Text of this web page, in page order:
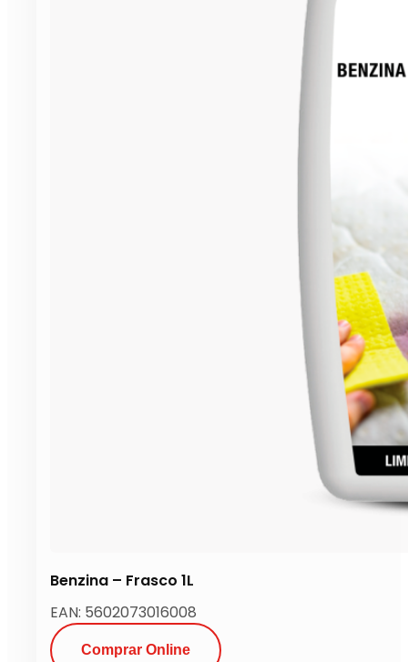
Benzina – Frasco 1L
EAN: 5602073016008
Comprar Online